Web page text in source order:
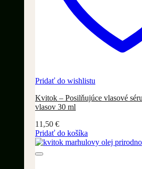
Pridať do wishlistu
Kvitok – Posilňujúce vlasové
vlasov 30 ml
11,50 €
Pridať do košíka